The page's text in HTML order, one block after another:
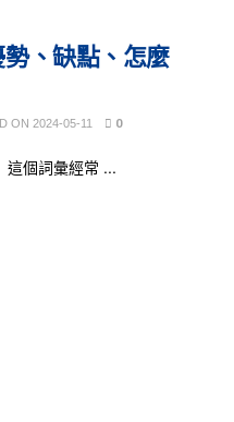
、缺點、怎麼
ON 2024-05-11 0
這個詞彙經常 ...